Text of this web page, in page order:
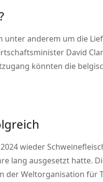
unter anderem um die
David
könnten die
wieder
lang ausgesetzt hatte.
der Weltorganisation für